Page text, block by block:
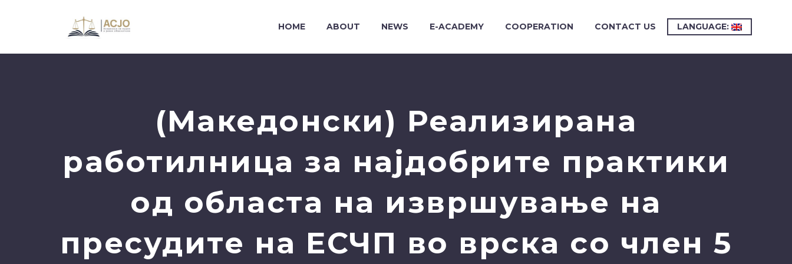
HOME ABOUT NEWS E-ACADEMY COOPERATION CONTACT US LANGUAGE:
(Македонски) Реализирана
работилница за најдобрите практики
од областа на извршување на
пресудите на ЕСЧП во врска со член 5